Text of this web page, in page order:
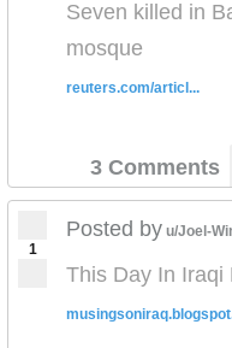
Seven killed in
mosque
reuters.com/articl...
3 Comments
1
Posted by u/Joel-
This Day In Iraqi